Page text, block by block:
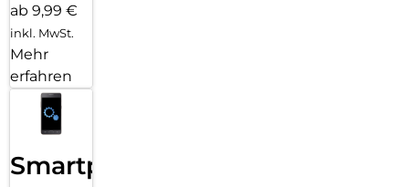
ab 9,99 €
inkl. MwSt.
Mehr
erfahren
Smartphone